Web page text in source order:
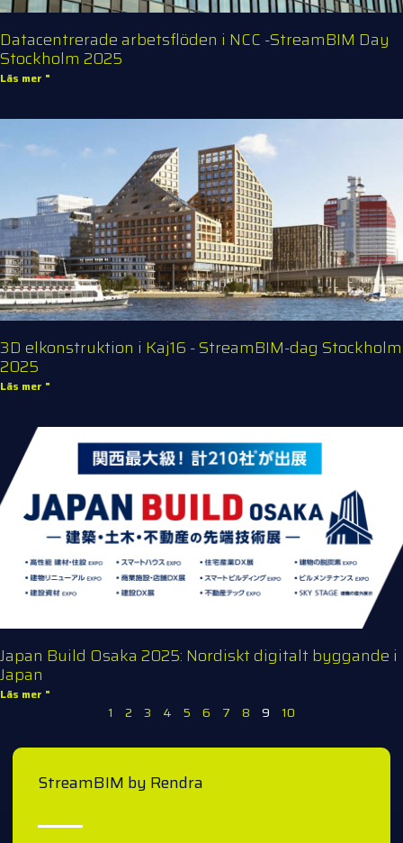
Datacentrerade arbetsflöden i NCC -StreamBIM Day
Stockholm 2025
Läs mer "
3D elkonstruktion i Kaj16 - StreamBIM-dag Stockholm
2025
Läs mer "
Japan Build Osaka 2025: Nordiskt digitalt byggande i
Japan
Läs mer "
1 2 3 4 5 6 7 8 9 10
StreamBIM by Rendra